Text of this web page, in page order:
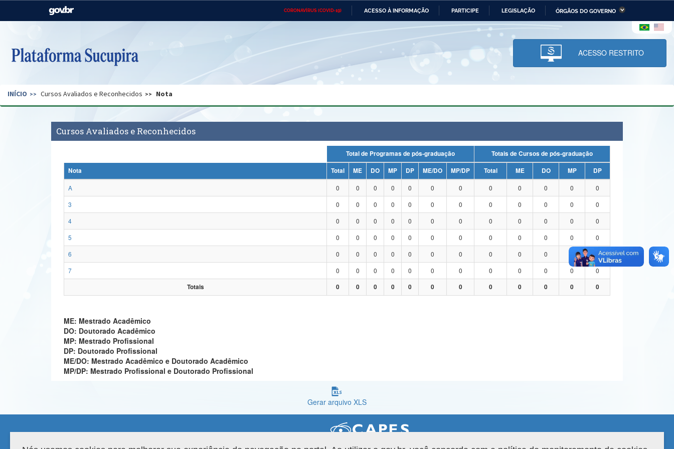
CORONAVÍRUS (COVID-19) ACESSO À INFORMAÇÃO PARTICIPE LEGISLAÇÃO ÓRGÃOS DO GOVERNO
Casa Civil Ministério das Relações Ministério da Economia Ministério da Infraestrutura
Pecuária e Abastecimento
Ministério da Ciência,
Tecnologia, Inovações e
Comunicações
Ministério do Desenvolvimento
Regional e dos Direitos Humanos
Secretaria de Governo Gabinete de Segurança Advocacia-Geral da União Banco Central do Brasil Planalto
ACESSO RESTRITO
INÍCIO Cursos Avaliados e Reconhecidos Nota
Cursos Avaliados e Reconhecidos
Total de Programas de pós-graduação
Totais de Cursos de pós-graduação
Nota
Total ME DO MP DP ME/DO MP/DP Total ME DO MP
DP
A
0 0 0 0 0 0 0 0 0 0 0
0
3
0 0 0 0 0 0 0 0 0 0 0
0
4
0 0 0 0 0 0 0 0 0 0 0
0
5
0 0 0 0 0 0 0 0 0 0 0
0
6
0 0 0 0 0 0 0 0 0 0
0
7
0 0 0 0 0 0 0 0 0 0 0
0
Totais
0 0 0 0 0 0 0 0 0 0 0 0
ME: Mestrado Acadêmico
DO: Doutorado Acadêmico
MP: Mestrado Profissional
DP: Doutorado Profissional
ME/DO: Mestrado Acadêmico e Doutorado Acadêmico
MP/DP: Mestrado Profissional e Doutorado Profissional
Gerar arquivo XLS